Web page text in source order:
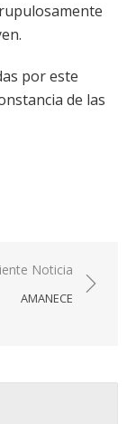
por este
de las
Noticia
AMANECE